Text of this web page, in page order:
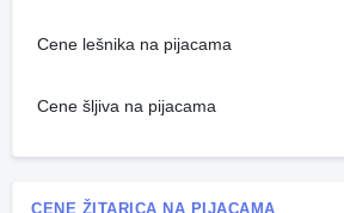
Cene lešnika na pijacama
Cene šljiva na pijacama
CENE ŽITARICA NA PIJACAMA